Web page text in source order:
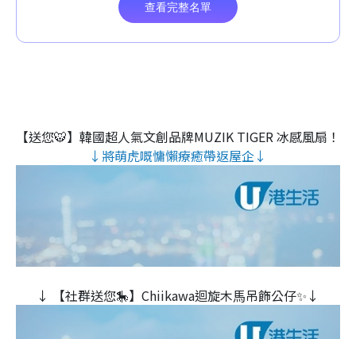
【送您🐯】韓國超人氣文創品牌MUZIK TIGER 冰感風扇！
↓將萌虎嘅慵懶療癒帶返屋企↓
↓ 【社群送您🎠】Chiikawa迴旋木⾺吊飾公仔✨↓